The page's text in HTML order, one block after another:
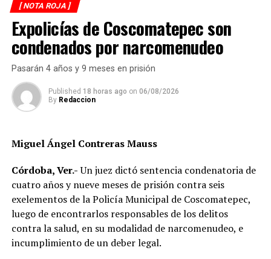
asfáltica, mientras otros automovilistas redujeron la
velocidad para evitar otro percance.
Al sitio arribaron paramédicos de Protección Civil de
Atoyac, quienes brindaron los primeros auxilios al
lesionado y, tras estabilizarlo, lo trasladaron de urgencia
a un hospital del municipio de Potrero Nuevo para
recibir atención médica especializada.
conocimiento del accidente, realizar el peritaje
correspondiente y deslindar responsabilidades.
Las autoridades no descartaron que las condiciones del
clima hayan influido en el percance, ya que durante la
tarde se registraron lluvias que dejaron el pavimento
mojado y con menor adherencia.
[ NOTA ROJA ]
Expolicías de Coscomatepec son
condenados por narcomenudeo
Pasarán 4 años y 9 meses en prisión
Published 18 horas ago on 06/08/2026
By Redaccion
Miguel Ángel Contreras Mauss
Córdoba, Ver.-Un juez dictó sentencia condenatoria de
cuatro años y nueve meses de prisión contra seis
exelementos de la Policía Municipal de Coscomatepec,
luego de encontrarlos responsables de los delitos
contra la salud, en su modalidad de narcomenudeo, e
incumplimiento de un deber legal.